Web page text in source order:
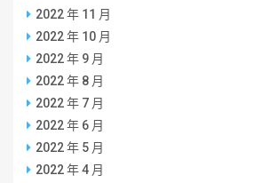
2022 年 11 月
2022 年 10 月
2022 年 9 月
2022 年 8 月
2022 年 7 月
2022 年 6 月
2022 年 5 月
2022 年 4 月